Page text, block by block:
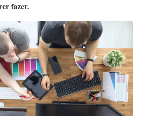
fazer.